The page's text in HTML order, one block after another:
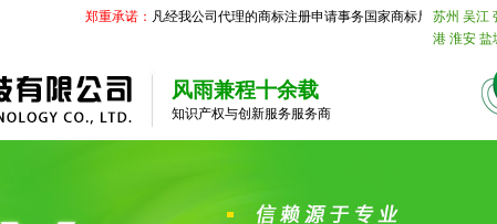
郑重承诺：凡经我公司代理的商标注册申请事务国家商标局未受理的，我
苏州 吴江
港 淮安 盐
温
莆田
风雨兼程十余载
知识产权与创新服务服务商